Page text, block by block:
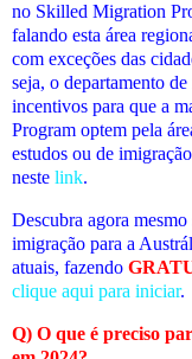
no Skilled Migration
falando esta área
com exceções das
seja, o departamento
incentivos para que a
Program optem pela
estudos ou de
neste link.
Descubra agora
imigração para a
atuais, fazendo
clique aqui para iniciar.
Q) O que é preciso